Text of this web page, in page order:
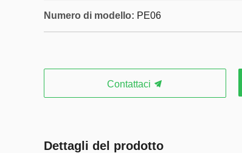
Numero di modello: PE06
Contattaci
Dettagli del prodotto